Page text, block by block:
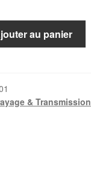
au panier
& Transmission